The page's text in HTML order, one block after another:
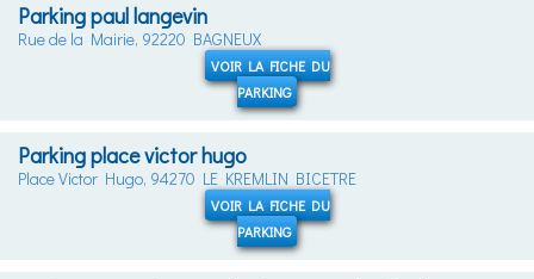
Parking paul langevin
Rue de la Mairie, 92220 BAGNEUX
VOIR LA FICHE DU
PARKING
Parking place victor hugo
Place Victor Hugo, 94270 LE KREMLIN BICETRE
VOIR LA FICHE DU
PARKING